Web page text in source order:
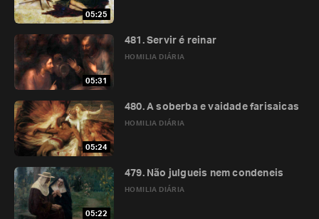
05:25
05:31
HOMILIA DIÁRIA
481. Servir é reinar
05:24
HOMILIA DIÁRIA
480. A soberba e vaidade farisaicas
05:22
HOMILIA DIÁRIA
479. Não julgueis nem condeneis